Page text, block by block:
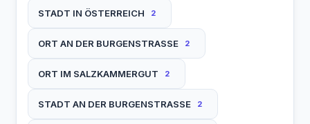
STADT IN ÖSTERREICH 2
ORT AN DER BURGENSTRASSE 2
ORT IM SALZKAMMERGUT 2
STADT AN DER BURGENSTRASSE 2